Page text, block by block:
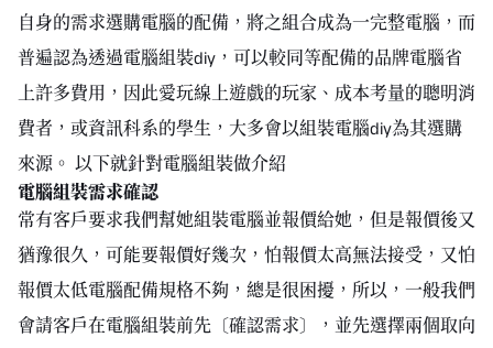
自身的需求選購電腦的配備，將之組合成為一完整電腦，而
普遍認為透過電腦組裝diy，可以較同等配備的品牌電腦省
上許多費用，因此愛玩線上遊戲的玩家、成本考量的聰明消
費者，或資訊科系的學生，大多會以組裝電腦diy為其選購
來源。 以下就針對電腦組裝做介紹
電腦組裝需求確認
常有客戶要求我們幫她組裝電腦並報價給她，但是報價後又
猶豫很久，可能要報價好幾次，怕報價太高無法接受，又怕
報價太低電腦配備規格不夠，總是很困擾，所以，一般我們
會請客戶在電腦組裝前先〔確認需求〕，並先選擇兩個取向